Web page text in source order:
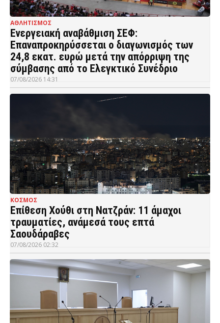
ΑΘΛΗΤΙΣΜΟΣ
Ενεργειακή αναβάθμιση ΣΕΦ:
Επαναπροκηρύσσεται ο διαγωνισμός των
24,8 εκατ. ευρώ μετά την απόρριψη της
σύμβασης από το Ελεγκτικό Συνέδριο
07/08/2026 14:31
ΚΟΣΜΟΣ
Επίθεση Χούθι στη Νατζράν: 11 άμαχοι
τραυματίες, ανάμεσά τους επτά
Σαουδάραβες
07/08/2026 02:32